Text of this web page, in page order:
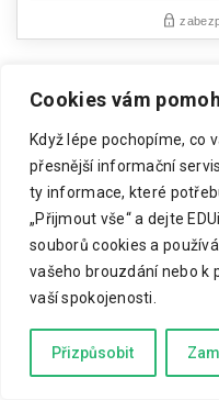
Cookies vám
Když lépe pochopíme, co
přesnější informační
ty informace, které
„Přijmout vše“ a dejte
souborů cookies a
vašeho brouzdání nebo k
vaší spokojenosti.
Přizpůsobit
Přípravné třídy
Samotné vyškrtnutí